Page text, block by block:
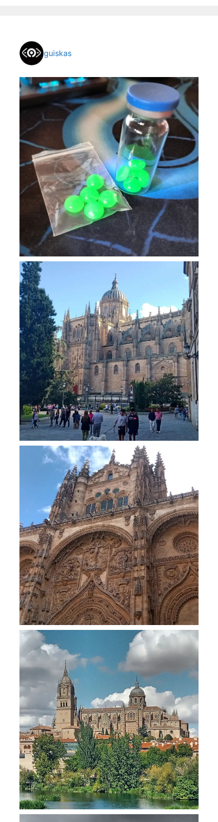
guiskas